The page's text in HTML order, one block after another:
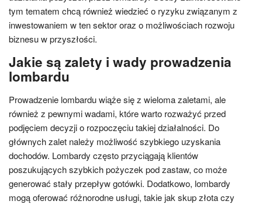
tym tematem chcą również wiedzieć o ryzyku związanym z
inwestowaniem w ten sektor oraz o możliwościach rozwoju
biznesu w przyszłości.
Jakie są zalety i wady prowadzenia
lombardu
Prowadzenie lombardu wiąże się z wieloma zaletami, ale
również z pewnymi wadami, które warto rozważyć przed
podjęciem decyzji o rozpoczęciu takiej działalności. Do
głównych zalet należy możliwość szybkiego uzyskania
dochodów. Lombardy często przyciągają klientów
poszukujących szybkich pożyczek pod zastaw, co może
generować stały przepływ gotówki. Dodatkowo, lombardy
mogą oferować różnorodne usługi, takie jak skup złota czy